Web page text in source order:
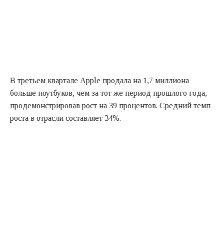
В третьем квартале Apple продала на 1,7 миллиона
больше ноутбуков, чем за тот же период прошлого года,
продемонстрировав рост на 39 процентов. Средний темп
роста в отрасли составляет 34%.